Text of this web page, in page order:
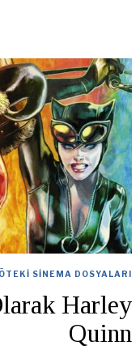
ÖTEKI SINEMA DOSYALARI
Harley
Quinn